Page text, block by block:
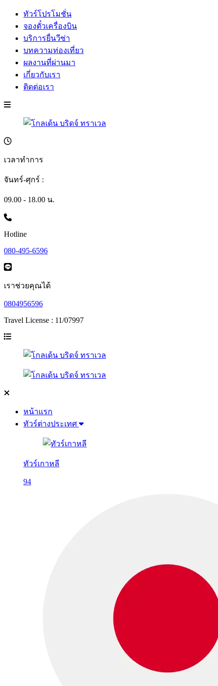
ทัวร์โปรโมชั่น
จองตั๋วเครื่องบิน
บริการยื่นวีซ่า
บทความท่องเที่ยว
ผลงานที่ผ่านมา
เกี่ยวกับเรา
ติดต่อเรา
เวลาทำการ
จันทร์-ศุกร์ :
09.00 - 18.00 น.
Hotline
080-495-6596
เราช่วยคุณได้
0804956596
Travel License : 11/07997
หน้าแรก
ทัวร์ต่างประเทศ
ทัวร์เกาหลี
94